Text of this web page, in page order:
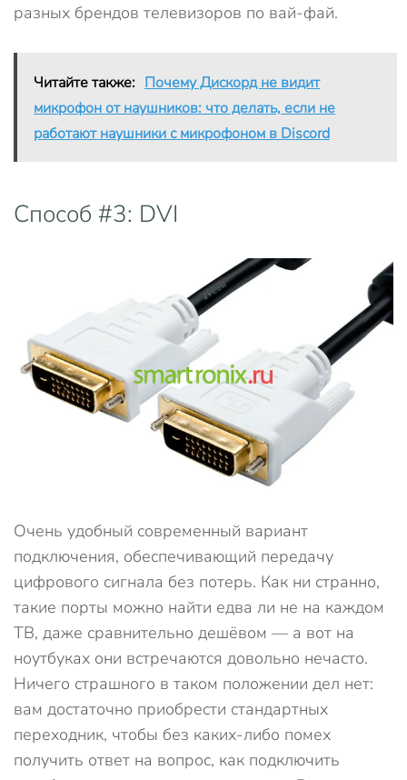
разных брендов телевизоров по вай-фай.
Читайте также: Почему Дискорд не видит
микрофон от наушников: что делать, если не
работают наушники с микрофоном в Discord
Способ #3: DVI
Очень удобный современный вариант
подключения, обеспечивающий передачу
цифрового сигнала без потерь. Как ни странно,
такие порты можно найти едва ли не на каждом
ТВ, даже сравнительно дешёвом — а вот на
ноутбуках они встречаются довольно нечасто.
Ничего страшного в таком положении дел нет:
вам достаточно приобрести стандартных
переходник, чтобы без каких-либо помех
получить ответ на вопрос, как подключить